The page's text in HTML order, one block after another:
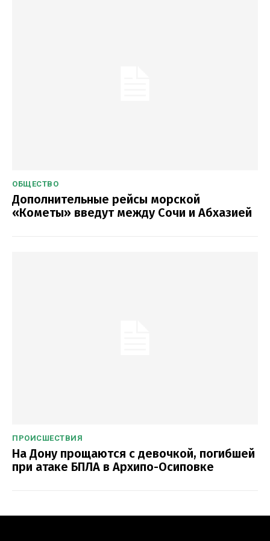
ОБЩЕСТВО
Дополнительные рейсы морской
«Кометы» введут между Сочи и Абхазией
ПРОИСШЕСТВИЯ
На Дону прощаются с девочкой, погибшей
при атаке БПЛА в Архипо-Осиповке